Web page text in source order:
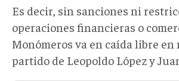
Es decir, sin sanciones ni
operaciones financieras o
Monómeros va en caída libre en
partido de Leopoldo López y